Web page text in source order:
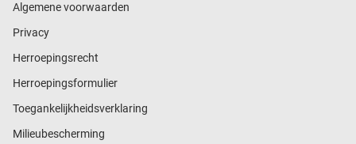
Algemene voorwaarden
Privacy
Herroepingsrecht
Herroepingsformulier
Toegankelijkheidsverklaring
Milieubescherming